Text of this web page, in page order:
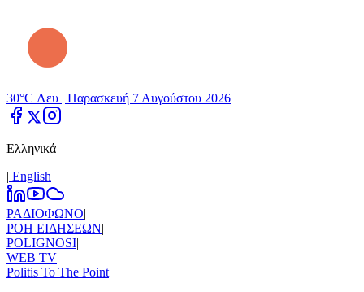
30°C Λευ | Παρασκευή 7 Αυγούστου 2026
Ελληνικά
| Εnglish
ΡΑΔΙΟΦΩΝΟ|
ΡΟΗ ΕΙΔΗΣΕΩΝ|
POLIGNOSI|
WEB TV|
Politis To The Point